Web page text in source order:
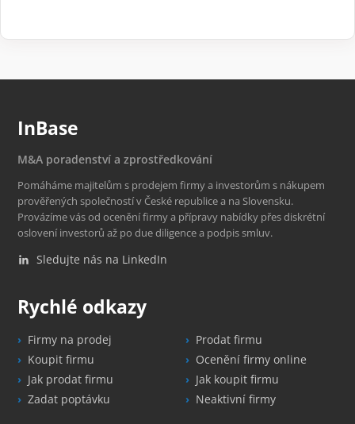
InBase
M&A poradenství a zprostředkování
Pomáháme majitelům s prodejem firmy a investorům s nákupem
prověřených společností v České republice a na Slovensku.
Provázíme vás od ocenění firmy a přípravy nabídky přes diskrétní
oslovení investorů až po due diligence a podpis smluv.
Sledujte nás na LinkedIn
Rychlé odkazy
Firmy na prodej
Prodat firmu
Koupit firmu
Ocenění firmy online
Jak prodat firmu
Jak koupit firmu
Zadat poptávku
Neaktivní firmy